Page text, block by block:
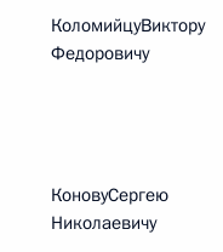
КоломийцуВиктору
Федоровичу
КоновуСергею
Николаевичу